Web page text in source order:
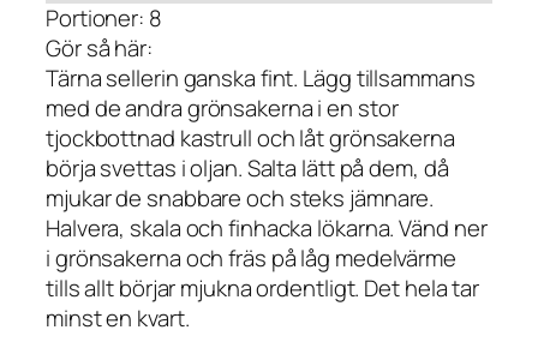
Portioner: 8
Gör så här:
Tärna sellerin ganska fint. Lägg tillsammans
med de andra grönsakerna i en stor
tjockbottnad kastrull och låt grönsakerna
börja svettas i oljan. Salta lätt på dem, då
mjukar de snabbare och steks jämnare.
Halvera, skala och finhacka lökarna. Vänd ner
i grönsakerna och fräs på låg medelvärme
tills allt börjar mjukna ordentligt. Det hela tar
minst en kvart.